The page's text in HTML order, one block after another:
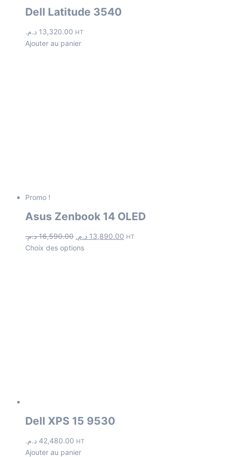
Dell Latitude 3540
13,320.00 د.م. HT
Ajouter au panier
Promo !
Asus Zenbook 14 OLED
16,590.00 د.م. 13,890.00 د.م. HT
Choix des options
Dell XPS 15 9530
42,480.00 د.م. HT
Ajouter au panier